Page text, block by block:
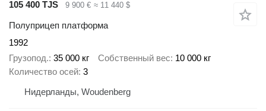
105 400 TJS
9 900 € ≈ 11 440 $
Полуприцеп платформа
1992
Грузопод. 35 000 кг Собственный вес 10 000 кг
Количество осей 3
Нидерланды, Woudenberg